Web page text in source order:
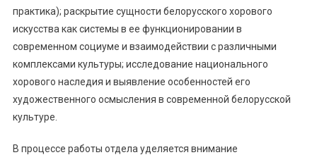
практика); раскрытие сущности белорусского хорового
искусства как системы в ее функционировании в
современном социуме и взаимодействии с различными
комплексами культуры; исследование национального
хорового наследия и выявление особенностей его
художественного осмысления в современной белорусской
культуре.
В процессе работы отдела уделяется внимание